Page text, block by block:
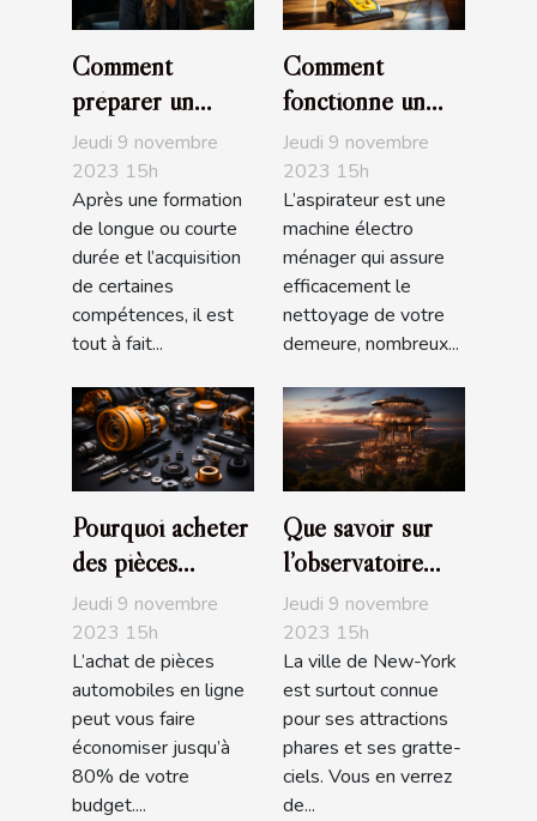
Comment
préparer un
entretien
d’embauche ?
Jeudi 9 novembre
2023 15h
Après une formation
de longue ou courte
durée et l’acquisition
de certaines
compétences, il est
tout à fait...
Comment
fonctionne un
aspirateur ?
Jeudi 9 novembre
2023 15h
L’aspirateur est une
machine électro
ménager qui assure
efficacement le
nettoyage de votre
demeure, nombreux...
Pourquoi acheter
des pièces
automobiles en
ligne ?
Jeudi 9 novembre
2023 15h
L’achat de pièces
automobiles en ligne
peut vous faire
économiser jusqu’à
80% de votre
budget....
Que savoir sur
l’observatoire
The Edge de
NYC ?
Jeudi 9 novembre
2023 15h
La ville de New-York
est surtout connue
pour ses attractions
phares et ses gratte-
ciels. Vous en verrez
de...